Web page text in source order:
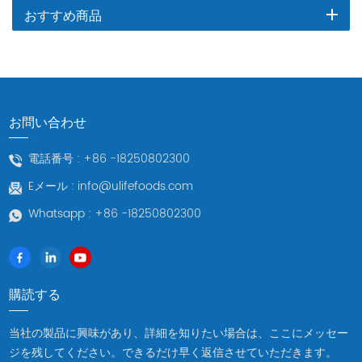
おすすめ商品
お問い合わせ
電話番号 : +86 -18250802300
Eメール : info@ulifefoods.com
Whatsapp : +86 -18250802300
購読する
当社の製品に興味があり、詳細を知りたい場合は、ここにメッセー
ジを残してください。できるだけ早く返信させていただきます。